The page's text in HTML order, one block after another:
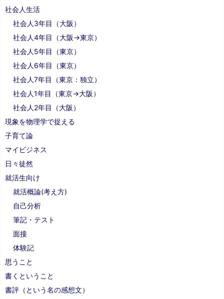
社会人生活
社会人3年目（大阪）
社会人4年目（大阪→東京）
社会人5年目（東京）
社会人6年目（東京）
社会人7年目（東京：独立）
社会人1年目（東京→大阪）
社会人2年目（大阪）
現象を物理学で捉える
子育て論
マイビジネス
日々徒然
就活生向け
就活概論(考え方)
自己分析
筆記・テスト
面接
体験記
思うこと
書くということ
書評（という名の感想文）